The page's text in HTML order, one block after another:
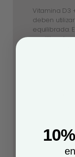
Vitamina D3
deben
equilibrada.
equilibrada
pequeños.
niños
siguiendo
médico
fresco y seco.